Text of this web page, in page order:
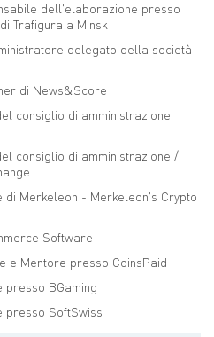
dell'elaborazione presso
Trafigura a Minsk
delegato della società
di News&Score
consiglio di amministrazione
consiglio di amministrazione /
di Merkeleon - Merkeleon's Crypto
Software
e Mentore presso CoinsPaid
presso BGaming
presso SoftSwiss